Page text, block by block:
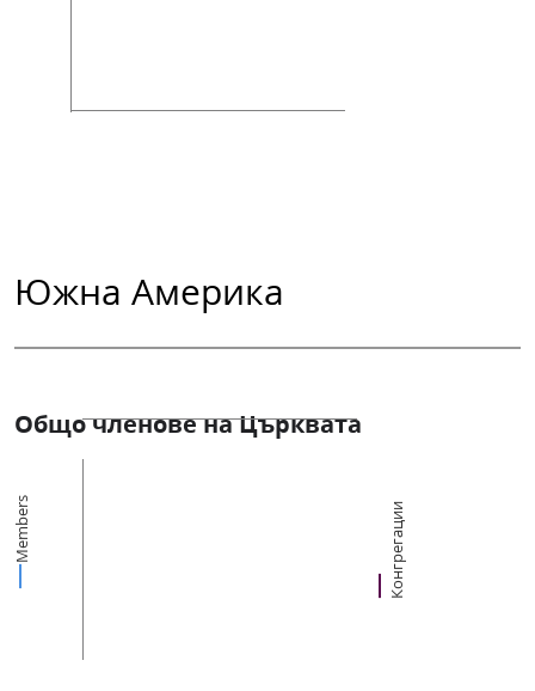
Южна Америка
Общо членове на Църквата
Members Конгрегации